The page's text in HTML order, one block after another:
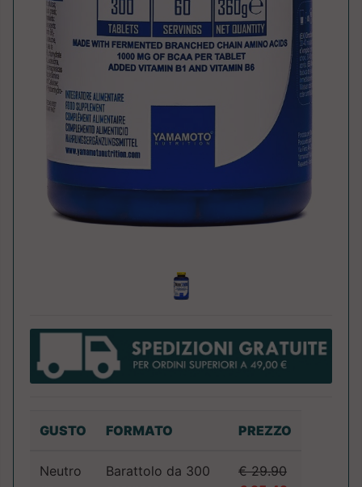
GUSTO FORMATO PREZZO
Neutro
Barattolo da 300
€ 29.90